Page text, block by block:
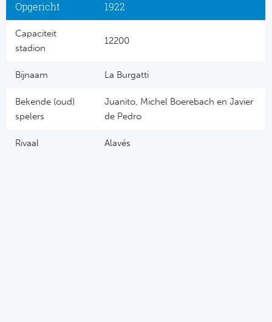
Opgericht 1922
Capaciteit
stadion
12200
Bijnaam La Burgatti
Bekende (oud)
spelers
Juanito, Michel Boerebach en Javier
de Pedro
Rivaal Alavés